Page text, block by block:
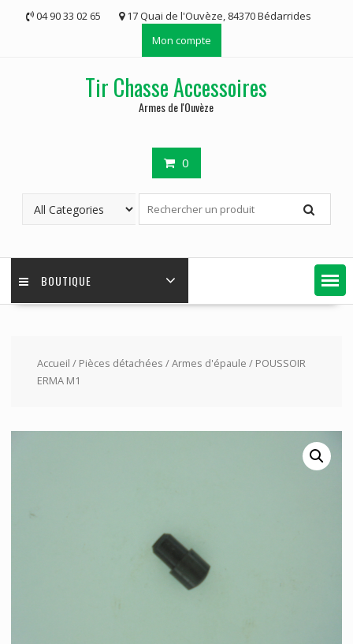
04 90 33 02 65
17 Quai de l'Ouvèze, 84370 Bédarrides
Mon compte
Tir Chasse Accessoires
Armes de l'Ouvèze
0
BOUTIQUE
Accueil / Pièces détachées /Armes d'épaule / POUSSOIR
ERMA M1